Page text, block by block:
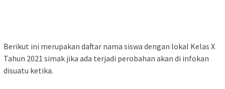
Berikut ini merupakan daftar nama siswa dengan lokal Kelas X
Tahun 2021 simak jika ada terjadi perobahan akan di infokan
disuatu ketika.